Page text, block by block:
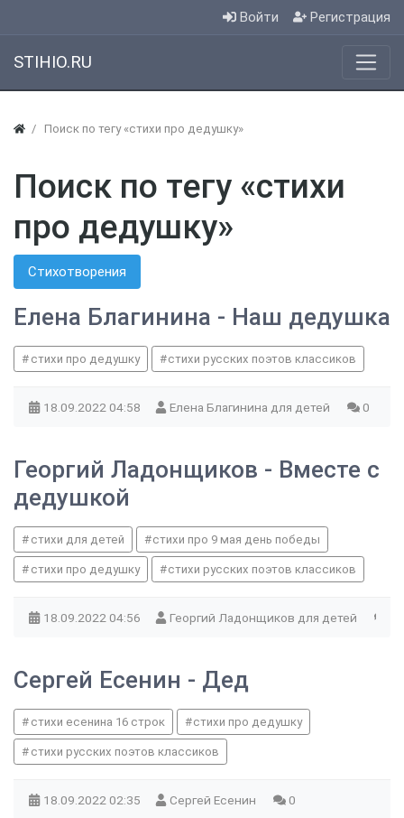
Войти Регистрация
STIHIO.RU
Поиск по тегу «стихи про дедушку»
Поиск по тегу «стихи
про дедушку»
Стихотворения
Елена Благинина - Наш дедушка
стихи про дедушку стихи русских поэтов классиков
18.09.2022 04:58 Елена Благинина для детей 0
Георгий Ладонщиков - Вместе с
дедушкой
стихи для детей стихи про 9 мая день победы
стихи про дедушку стихи русских поэтов классиков
18.09.2022 04:56 Георгий Ладонщиков для детей
Сергей Есенин - Дед
стихи есенина 16 строк стихи про дедушку
стихи русских поэтов классиков
18.09.2022 02:35 Сергей Есенин 0